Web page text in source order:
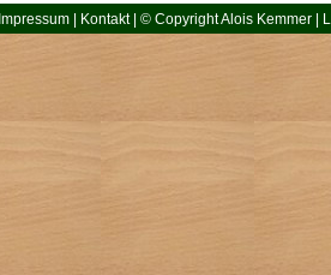
Impressum Kontakt| © Copyright Alois Kemmer |